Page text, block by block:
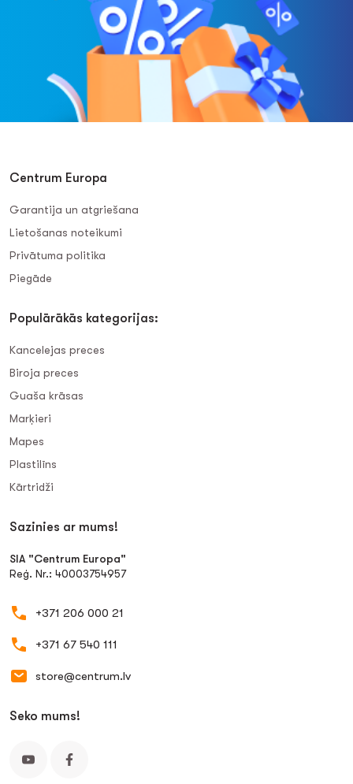
Centrum Europa
Garantija un atgriešana
Lietošanas noteikumi
Privātuma politika
Piegāde
Populārākās kategorijas:
Kancelejas preces
Biroja preces
Guaša krāsas
Marķieri
Mapes
Plastilīns
Kārtridži
Sazinies ar mums!
SIA "Centrum Europa"
Reģ. Nr.: 40003754957
+371 206 000 21
+371 67 540 111
store@centrum.lv
Seko mums!